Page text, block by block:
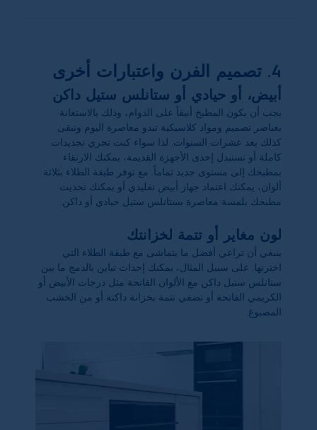
4. تصميم الفرن واعتبارات أخرى
أبيض، أو حيادي أو ستانلس ستيل داكن
يجب أن يكون المطبخ أنيقاً على الدوام، وذلك بالاستعانة
بعناصر تصميم ومواد كلاسيكية تبدو معاصرة اليوم وتبقى
كذلك بعد عشرات السنوات. لذا سواء كنت تجري تجديدات
كاملة أو تستبدل إحدى الأجهزة القديمة، يمكنك الارتقاء
بمطبخك إلى مستوى جديد تماماً. مع توفر طبقة الطلاء بثلاثة
ألوان، يمكنك اعتماد جهاز أبيض تقليدي أو يمكنك تحديث
مطبخك بلمسة معاصرة بستانلس ستيل حيادي أو داكن.
لون مغاير أو تتمة لخزانتك
ينبغي أن تراعي أفضل ما يتماشى مع طبقة الطلاء التي
اخترتها. على سبيل المثال، يمكنك إحداث تباين بالدمج ما بين
ستانلس ستيل داكن مع الألوان الفاتحة مثل درجات الأبيض أو
الكريمي الفاتحة أو تضفي تتمة بخزانة داكنة أو من الخشب
المصبوغ.